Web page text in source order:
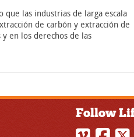
las industrias de larga escala
de carbón y extracción de
en los derechos de las
Follow